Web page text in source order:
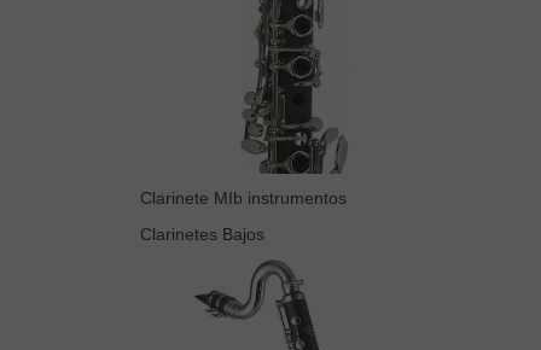
Clarinete MIb instrumentos
Clarinetes Bajos